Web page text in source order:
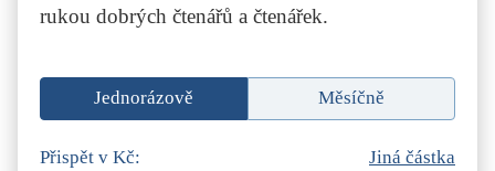
rukou dobrých čtenářů a čtenářek.
Jednorázově Měsíčně
Přispět v Kč: Jiná částka